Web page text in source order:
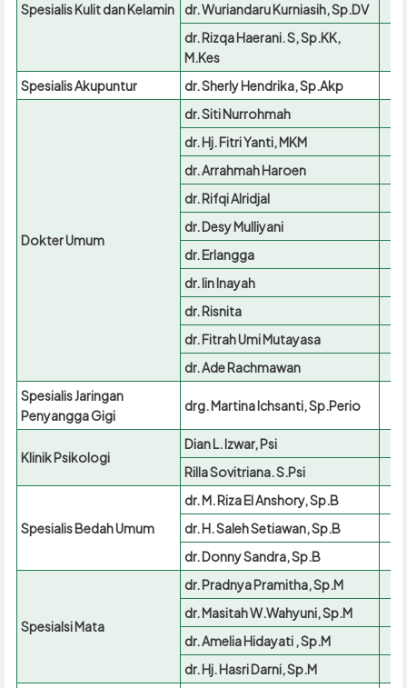
Spesialis Kulit dan Kelamin
dr. Wuriandaru Kurniasih, Sp.DV
dr. Rizqa Haerani. S, Sp.KK,
M.Kes
Spesialis Akupuntur
dr. Sherly Hendrika, Sp.Akp
Dokter Umum
dr. Siti Nurrohmah
dr. Hj. Fitri Yanti, MKM
dr. Arrahmah Haroen
dr. Rifqi Alridjal
dr. Desy Mulliyani
dr. Erlangga
dr. Iin Inayah
dr. Risnita
dr. Fitrah Umi Mutayasa
dr. Ade Rachmawan
Spesialis Jaringan
Penyangga Gigi
drg. Martina Ichsanti, Sp.Perio
Klinik Psikologi
Dian L. Izwar, Psi
Rilla Sovitriana. S.Psi
Spesialis Bedah Umum
dr. M. Riza El Anshory, Sp.B
dr. H. Saleh Setiawan, Sp.B
dr. Donny Sandra, Sp.B
Spesialsi Mata
dr. Pradnya Pramitha, Sp.M
dr. Masitah W.Wahyuni, Sp.M
dr. Amelia Hidayati , Sp.M
dr. Hj. Hasri Darni, Sp.M